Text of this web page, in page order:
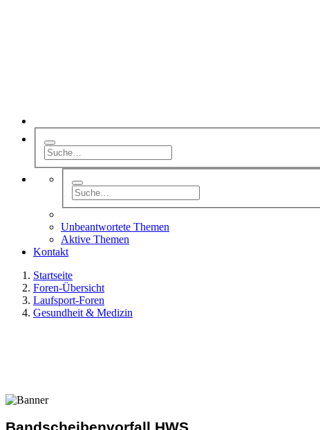
Unbeantwortete Themen
Aktive Themen
Kontakt
Startseite
Foren-Übersicht
Laufsport-Foren
Gesundheit & Medizin